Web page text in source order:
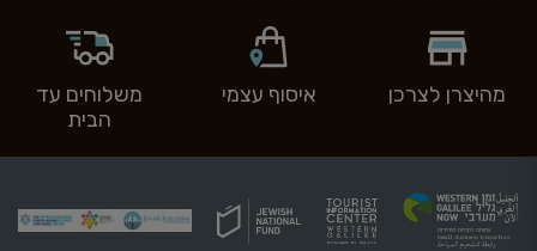
מהיצרן לצרכן איסוף עצמי
משלוחים עד
הבית